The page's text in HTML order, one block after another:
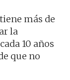
más de
la
10 años
que no